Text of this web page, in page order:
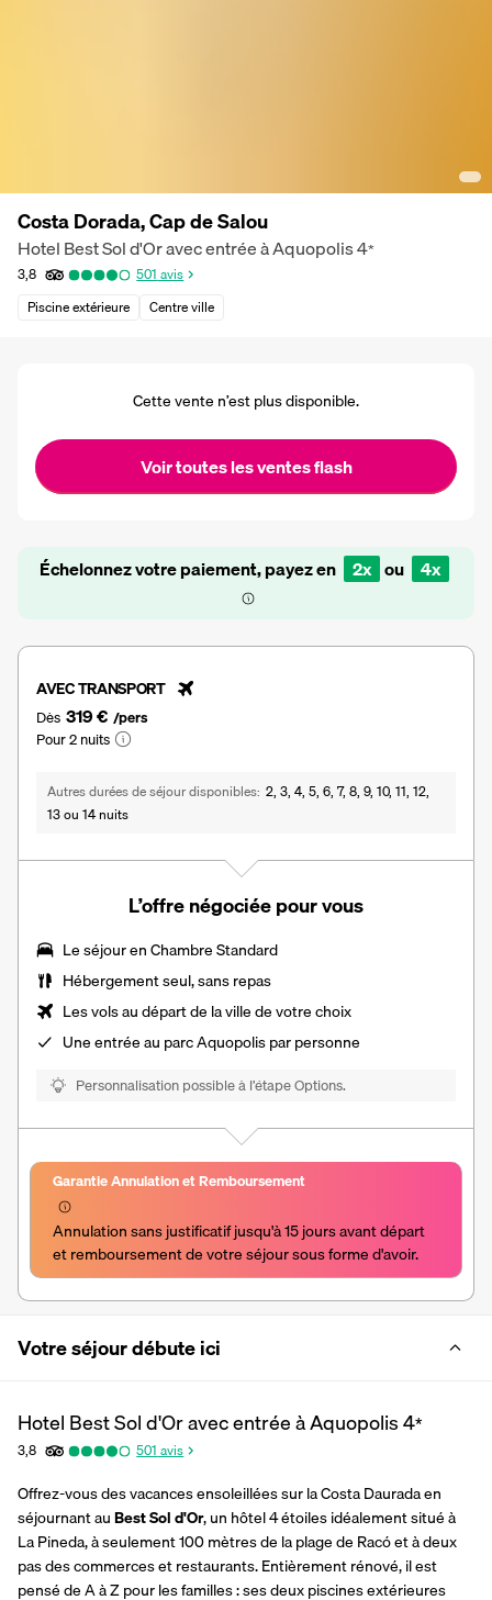
Costa Dorada, Cap de Salou
Hotel Best Sol d'Or avec entrée à Aquopolis4*
3,8 501 avis
Piscine extérieure
Centre ville
Cette vente n’est plus disponible.
Voir toutes les ventes flash
Échelonnez votre paiement, payez en 2x ou 4x
AVEC TRANSPORT
Dès 319 € /pers
Pour 2 nuits
Autres durées de séjour disponibles 2, 3, 4, 5, 6, 7, 8, 9, 10, 11, 12,
13 ou 14 nuits
L’offre négociée pour vous
Le séjour en Chambre Standard
Hébergement seul, sans repas
Les vols au départ de la ville de votre choix
Une entrée au parc Aquopolis par personne
Personnalisation possible à l’étape Options.
Garantie Annulation et Remboursement
Annulation sans justificatif jusqu'à 15 jours avant départ
et remboursement de votre séjour sous forme d'avoir.
Votre séjour débute ici
Hotel Best Sol d'Or avec entrée à Aquopolis4*
3,8 501 avis
Offrez-vous des vacances ensoleillées sur la Costa Daurada en
séjournant au Best Sol d'Or, un hôtel 4 étoiles idéalement situé à
La Pineda, à seulement 100 mètres de la plage de Racó et à deux
pas des commerces et restaurants. Entièrement rénové, il est
pensé de A à Z pour les familles : ses deux piscines extérieures